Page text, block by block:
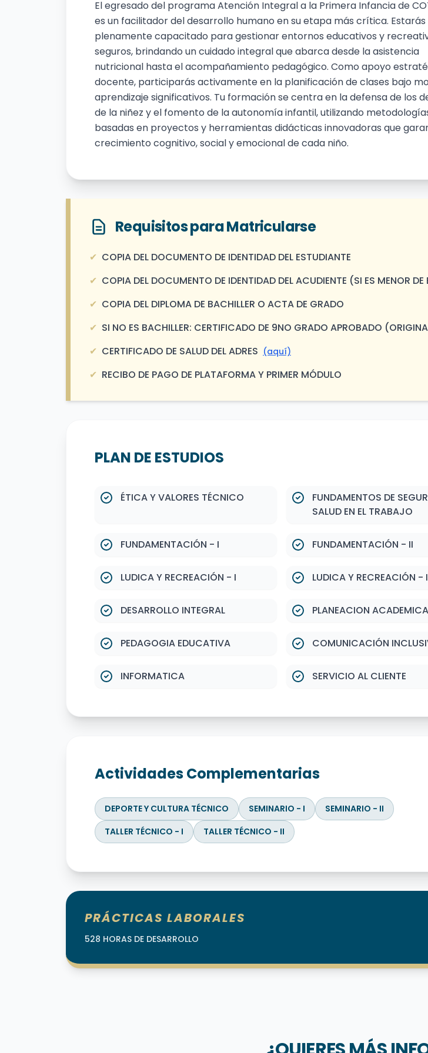
El egresado del programa Atención Integral a la Primera Infancia de
es un facilitador del desarrollo humano en su etapa más crítica. Estarás
plenamente capacitado para gestionar entornos educativos y
seguros, brindando un cuidado integral que abarca desde la asistencia
nutricional hasta el acompañamiento pedagógico. Como apoyo
docente, participarás activamente en la planificación de clases bajo
aprendizaje significativos. Tu formación se centra en la defensa de los
de la niñez y el fomento de la autonomía infantil, utilizando
basadas en proyectos y herramientas didácticas innovadoras que
crecimiento cognitivo, social y emocional de cada niño.
Requisitos para Matricularse
✔ COPIA DEL DOCUMENTO DE IDENTIDAD DEL ESTUDIANTE
✔ COPIA DEL DOCUMENTO DE IDENTIDAD DEL ACUDIENTE (SI ES MENOR DE
✔ COPIA DEL DIPLOMA DE BACHILLER O ACTA DE GRADO
✔ SI NO ES BACHILLER: CERTIFICADO DE 9NO GRADO APROBADO
✔ CERTIFICADO DE SALUD DEL ADRES (aquí)
✔ RECIBO DE PAGO DE PLATAFORMA Y PRIMER MÓDULO
PLAN DE ESTUDIOS
ÉTICA Y VALORES TÉCNICO
FUNDAMENTOS DE
SALUD EN EL TRABAJO
FUNDAMENTACIÓN - I FUNDAMENTACIÓN - II
LUDICA Y RECREACIÓN - I LUDICA Y RECREACIÓN -
DESARROLLO INTEGRAL PLANEACION ACADEMICA
PEDAGOGIA EDUCATIVA COMUNICACIÓN
INFORMATICA SERVICIO AL CLIENTE
Actividades Complementarias
DEPORTE Y CULTURA TÉCNICO SEMINARIO - I
SEMINARIO - II
TALLER TÉCNICO - I
TALLER TÉCNICO - II
PRÁCTICAS LABORALES
528 HORAS DE DESARROLLO